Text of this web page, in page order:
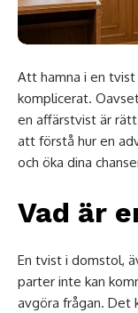
Att hamna i en
komplicerat.
en affärstvist är
att förstå hur en
och öka dina
Vad är
En tvist i domstol,
parter inte kan
avgöra frågan. Det